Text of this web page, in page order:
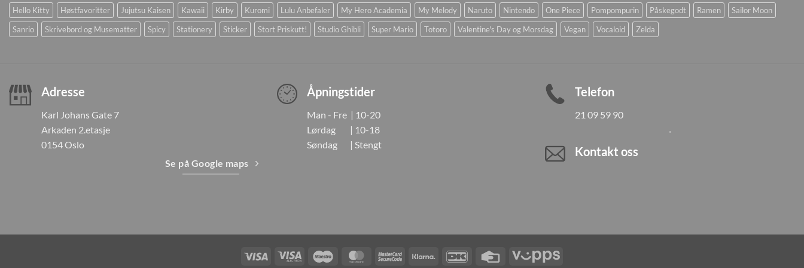
Hello Kitty
Høstfavoritter Jujutsu Kaisen Kawaii Kirby Kuromi Lulu Anbefaler My Hero Academia My Melody Naruto Nintendo One Piece Pompompurin Påskegodt Ramen
Sailor Moon
Sanrio
Skrivebord og Musematter Spicy Stationery Sticker Stort Priskutt! Studio Ghibli Super Mario Totoro Valentine's Day og Morsdag Vegan Vocaloid Zelda
Adresse
Karl Johans Gate 7
Arkaden 2.etasje
0154 Oslo
Se på Google maps
Åpningstider
Man - Fre | 10-20
Lørdag | 10-18
Søndag | Stengt
Telefon
21 09 59 90
Kontakt oss
Visa
Visa
Maestro MasterCardMasterCardKlarna DanKort
Credit
Vipps